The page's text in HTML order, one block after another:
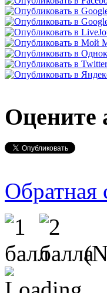
Оцените
Обратная